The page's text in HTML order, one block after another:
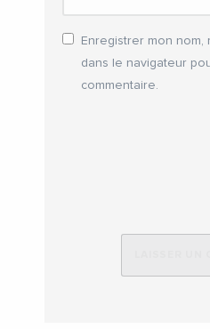
Enregistrer mon nom,
dans le navigateur
commentaire.